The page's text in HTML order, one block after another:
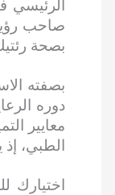
الرئيسي
صاحب
بصحة
بصفته
دوره
معايير
الطبي، إذ
اختيارك